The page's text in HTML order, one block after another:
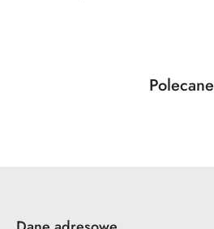
Pomiń karuzelę produktów
Produkty
Polecane